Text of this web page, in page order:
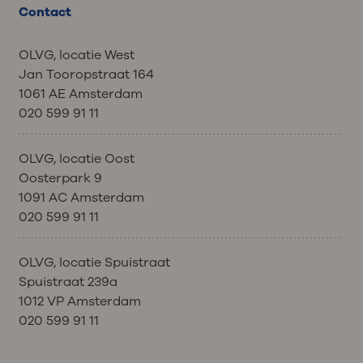
Wat kunnen wij voor u doen?
Bij ernstige klachten volgt
behandeling met medicijnen.
Bij ernstige klachten kunnen wij u
Contact
OLVG, locatie West
Jan Tooropstraat 164
1061 AE Amsterdam
020 599 91 11
OLVG, locatie Oost
Oosterpark 9
1091 AC Amsterdam
020 599 91 11
OLVG, locatie Spuistraat
Spuistraat 239a
1012 VP Amsterdam
020 599 91 11